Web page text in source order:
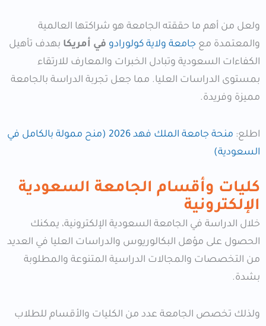
ولعل من أهم ما حققته الجامعة هو شراكتها العالمية
والمعتمدة مع جامعة ولاية كولورادو في أمريكا بهدف تأهيل
الكفاءات السعودية وتبادل الخبرات والمعارف للارتقاء
بمستوى الدراسات العليا. مما جعل تجربة الدراسة بالجامعة
مميزة وفريدة.
اطلع:
منحة جامعة الملك فهد 2026 (منح ممولة بالكامل في
السعودية)
كليات وأقسام الجامعة السعودية
الإلكترونية
خلال الدراسة في الجامعة السعودية الإلكترونية، يمكنك
الحصول على مؤهل البكالوريوس والدراسات العليا في العديد
من التخصصات والمجالات الدراسية المتنوعة والمطلوبة
بشدة.
ولذلك تخصص الجامعة عدد من الكليات والأقسام للطلاب